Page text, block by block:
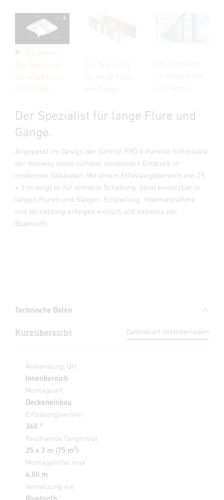
Sie sehen:
Der Spezialist
für lange Flure
und Gänge.
Der Spezialist für lange Flure und
Gänge.
Angepasst im Design der Control PRO II-Familie hinterlässt
der Hallway einen sichtbar bleibenden Eindruck in
modernen Gebäuden. Mit einem Erfassungsbereich von 25
x 3 m sorgt er für schnelle Schaltung. Ideal einsetzbar in
langen Fluren und Gängen. Einstellung, Inbetriebnahme
und Vernetzung erfolgen einfach und kabellos per
Bluetooth.
Technische Daten
Kurzübersicht Datenblatt herunterladen
Anwendung, Ort
Innenbereich
Montageart
Deckeneinbau
Erfassungswinkel
360 °
Reichweite Tangential
25 x 3 m (75 m²)
Montagehöhe max
4,00 m
Vernetzung via
Bluetooth